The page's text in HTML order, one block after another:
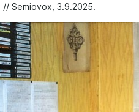
// Semiovox, 3.9.2025.